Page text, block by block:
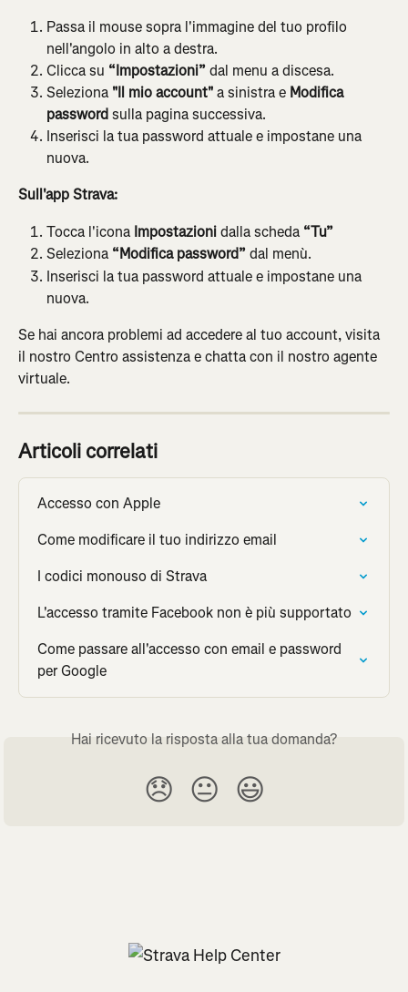
Passa il mouse sopra l'immagine del tuo profilo
nell'angolo in alto a destra.
Clicca su “Impostazioni” dal menu a discesa.
Seleziona "Il mio account" a sinistra e Modifica
password sulla pagina successiva.
Inserisci la tua password attuale e impostane una
nuova.
Sull'app Strava:
Tocca l'icona Impostazioni dalla scheda “Tu”
Seleziona “Modifica password” dal menù.
Inserisci la tua password attuale e impostane una
nuova.
Se hai ancora problemi ad accedere al tuo account, visita
il nostro Centro assistenza e chatta con il nostro agente
virtuale.
Articoli correlati
Accesso con Apple
Come modificare il tuo indirizzo email
I codici monouso di Strava
L'accesso tramite Facebook non è più supportato
Come passare all'accesso con email e password
per Google
Hai ricevuto la risposta alla tua domanda?
😞 😐 😃